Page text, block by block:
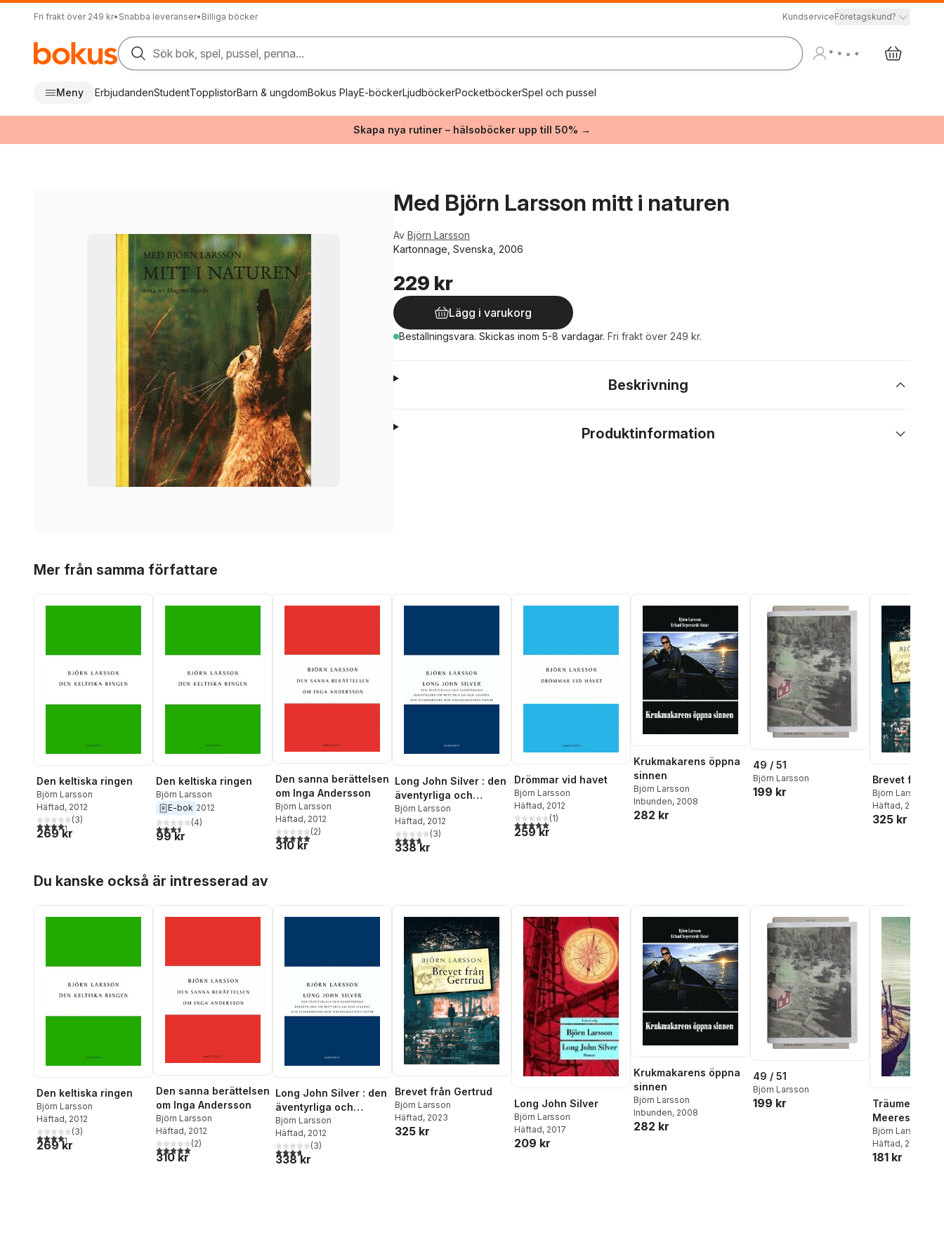
Fri frakt över 249 kr• Snabba leveranser• Billiga böcker KundserviceFöretagskund?
Sök bok, spel, pussel, penna...
Meny ErbjudandenStudentTopplistorBarn & ungdomBokus PlayE-böckerLjudböckerPocketböckerSpel och pussel
Skapa nya rutiner – hälsoböcker upp till 50% →
Med Björn Larsson mitt i naturen
Av Björn Larsson
Kartonnage, Svenska, 2006
229 kr
Lägg i varukorg
Beställningsvara. Skickas inom 5-8 vardagar. Fri frakt över 249 kr.
Beskrivning
Produktinformation
Mer från samma författare
Den keltiska ringen
Björn Larsson
Häftad, 2012
4,3utav 5 stjärnor. Totalt antal röster:
(3)
269 kr
Den keltiska ringen
Björn Larsson
E-bok 2012
3,5utav 5 stjärnor. Totalt antal röster:
(4)
99 kr
Den sanna berättelsen
om Inga Andersson
Björn Larsson
Häftad, 2012
5,0utav 5 stjärnor. Totalt antal röster:
(2)
310 kr
Long John Silver : den
äventyrliga och
sannfärdiga
berättelsen om mitt
fria liv och leverne
som lyckoriddare och
Björn Larsson
Häftad, 2012
3,7utav 5 stjärnor. Totalt antal röster:
(3)
338 kr
Drömmar vid havet
Björn Larsson
Häftad, 2012
5,0utav 5 stjärnor. Totalt antal röster:
(1)
259 kr
Krukmakarens öppna
sinnen
Björn Larsson
Inbunden, 2008
282 kr
49 / 51
Björn Larsson
199 kr
Brevet från
Björn Larsson
Häftad, 2023
325 kr
Du kanske också är intresserad av
Den keltiska ringen
Björn Larsson
Häftad, 2012
4,3utav 5 stjärnor. Totalt antal röster:
(3)
269 kr
Den sanna berättelsen
om Inga Andersson
Björn Larsson
Häftad, 2012
5,0utav 5 stjärnor. Totalt antal röster:
(2)
310 kr
Long John Silver : den
äventyrliga och
sannfärdiga
berättelsen om mitt
fria liv och leverne
som lyckoriddare och
Björn Larsson
Häftad, 2012
3,7utav 5 stjärnor. Totalt antal röster:
(3)
338 kr
Brevet från Gertrud
Björn Larsson
Häftad, 2023
325 kr
Long John Silver
Björn Larsson
Häftad, 2017
209 kr
Krukmakarens öppna
sinnen
Björn Larsson
Inbunden, 2008
282 kr
49 / 51
Björn Larsson
199 kr
Träume am
Meeres
Björn Larsson
Häftad, 2018
181 kr